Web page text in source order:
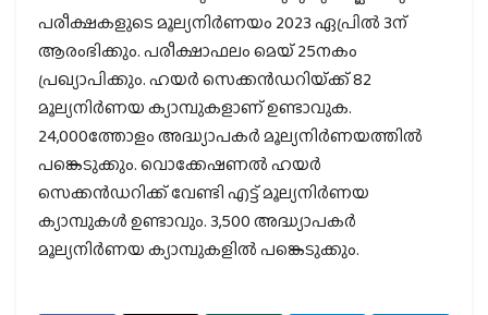
പരീക്ഷകളുടെ മൂല്യനിർണയം 2023 ഏപ്രിൽ 3ന്
ആരംഭിക്കും. പരീക്ഷാഫലം മെയ് 25നകം
പ്രഖ്യാപിക്കും. ഹയർ സെക്കൻഡറിയ്‌ക്ക് 82
മൂല്യനിർണയ ക്യാമ്പുകളാണ് ഉണ്ടാവുക.
24,000ത്തോളം അദ്ധ്യാപകർ മൂല്യനിർണയത്തിൽ
പങ്കെടുക്കും. വൊക്കേഷണൽ ഹയർ
സെക്കൻഡറിക്ക് വേണ്ടി എട്ട് മൂല്യനിർണയ
ക്യാമ്പുകൾ ഉണ്ടാവും. 3,500 അദ്ധ്യാപകർ
മൂല്യനിർണയ ക്യാമ്പുകളിൽ പങ്കെടുക്കും.